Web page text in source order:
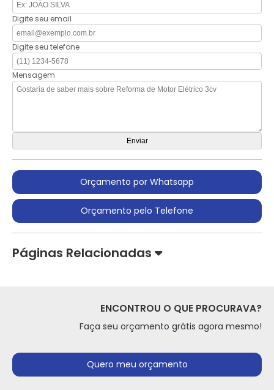
Digite seu email
Digite seu telefone
Mensagem
Orçamento por Whatsapp
Orçamento pelo Telefone
Páginas Relacionadas
ENCONTROU O QUE PROCURAVA?
Faça seu orçamento grátis agora mesmo!
Quero meu orçamento